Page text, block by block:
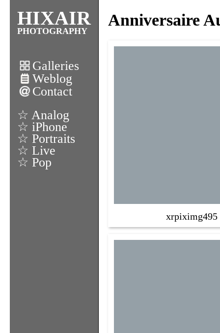
HIXAIR
PHOTOGRAPHY
Galleries
Weblog
Contact
☆ Analog
☆ iPhone
☆ Portraits
☆ Live
☆ Pop
Anniversaire
xrpiximg495